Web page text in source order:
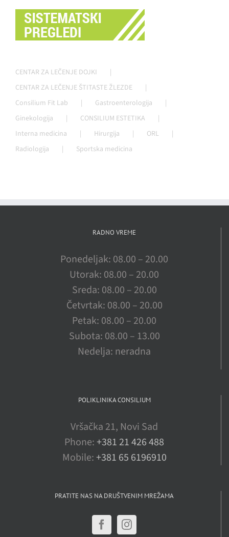
CENTAR ZA LEČENJE DOJKI
CENTAR ZA LEČENJE ŠTITASTE ŽLEZDE
Consilium Fit Lab
Gastroenterologija
Ginekologija
CONSILIUM ESTETIKA
Interna medicina
Hirurgija
ORL
Radiologija
Sportska medicina
RADNO VREME
Ponedeljak: 08.00 – 20.00
Utorak: 08.00 – 20.00
Sreda: 08.00 – 20.00
Četvrtak: 08.00 – 20.00
Petak: 08.00 – 20.00
Subota: 08.00 – 13.00
Nedelja: neradna
POLIKLINIKA CONSILIUM
Vršačka 21, Novi Sad
Phone:+381 21 426 488
Mobile:+381 65 6196910
PRATITE NAS NA DRUŠTVENIM MREŽAMA